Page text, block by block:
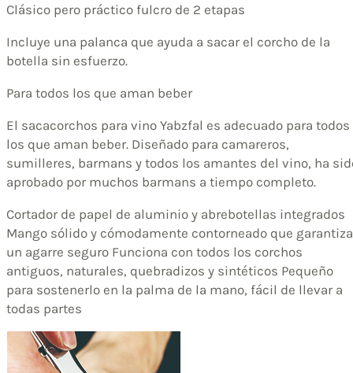
Clásico pero práctico fulcro de 2 etapas
Incluye una palanca que ayuda a sacar el corcho de la
botella sin esfuerzo.
Para todos los que aman beber
El sacacorchos para vino Yabzfal es adecuado para todos
los que aman beber. Diseñado para camareros,
sumilleres, barmans y todos los amantes del vino, ha
aprobado por muchos barmans a tiempo completo.
Cortador de papel de aluminio y abrebotellas integrados
Mango sólido y cómodamente contorneado que garantiza
un agarre seguro Funciona con todos los corchos
antiguos, naturales, quebradizos y sintéticos Pequeño
para sostenerlo en la palma de la mano, fácil de llevar a
todas partes